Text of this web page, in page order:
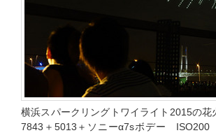
横浜スパークリングトワイライト2015の
7843＋5013＋ソニーα7sボデー